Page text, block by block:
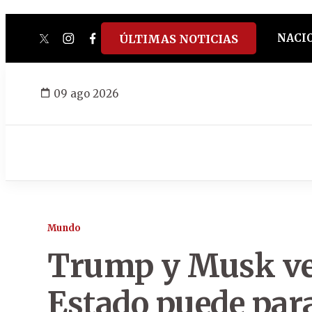
twitterinstagram
facebook
tiktokyoutube
spotify
ÚLTIMAS NOTICIAS
09 ago 2026
Mundo
Trump y Musk
Estado puede